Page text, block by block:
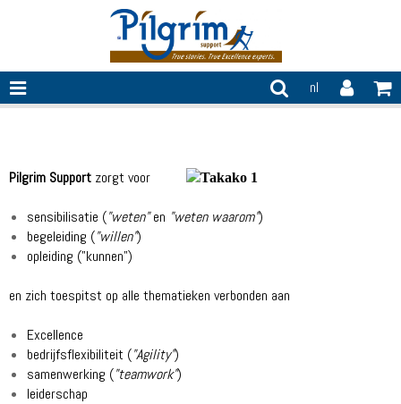
nl
Pilgrim Support zorgt voor
sensibilisatie ("weten"en "weten waarom")
begeleiding ("willen")
opleiding ("kunnen")
en zich toespitst op alle thematieken verbonden aan
Excellence
bedrijfsflexibiliteit ("Agility")
samenwerking ("teamwork")
leiderschap